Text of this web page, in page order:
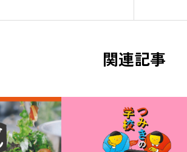
関連記事